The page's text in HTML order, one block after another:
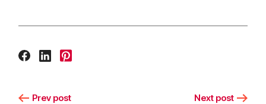
Prev post Next post